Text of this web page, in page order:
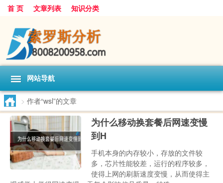
首 页 文章列表 知识分类
网站导航
> 作者“wsl”的文章
为什么移动换套餐后网速变慢
到H
手机本身的内存较小，存放的文件较
多，芯片性能较差，运行的程序较多，
使得上网的刷新速度变慢，从而使得主